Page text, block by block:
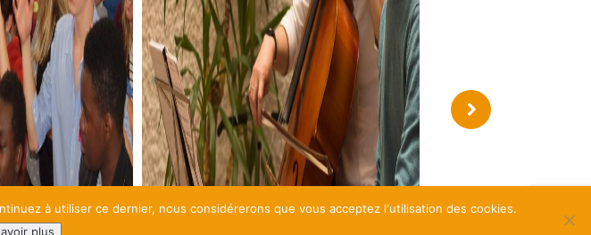
à utiliser ce dernier, nous considérerons que vous acceptez l'utilisation des cookies.
plus